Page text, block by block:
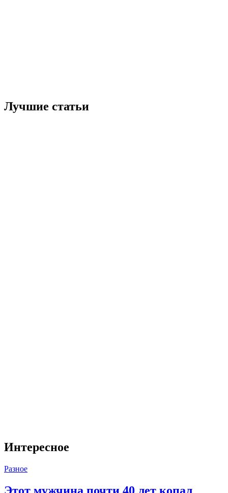
Лучшие статьи
Интересное
Разное
Этот мужчина почти 40 лет копал